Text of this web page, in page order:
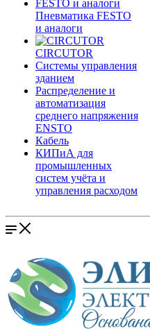
Пневматика FESTO
и аналоги
CIRCUTOR
Системы управления
зданием
Распределение и
автоматизация
среднего напряжения
ENSTO
Кабель
КИПиА для
промышленных
систем учёта и
управления расходом